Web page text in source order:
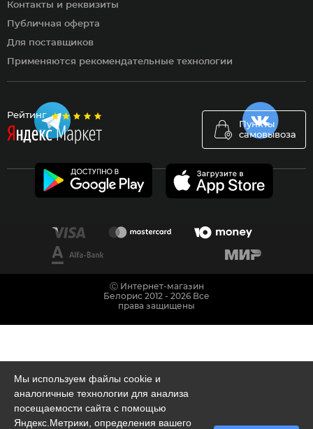
Рейтинг
Пункты
самовывоза
Контакты и реквизиты
Публичная оферта
Для поставщиков
Применяются рекомендательные технологии
Мы используем файлы cookie и
аналогичные технологии для анализа
посещаемости сайта с помощью
Яндекс.Метрики, определения вашего
Ⓒ Интернет-магазин
Белорис 2012 - 2026 Все
права защищены